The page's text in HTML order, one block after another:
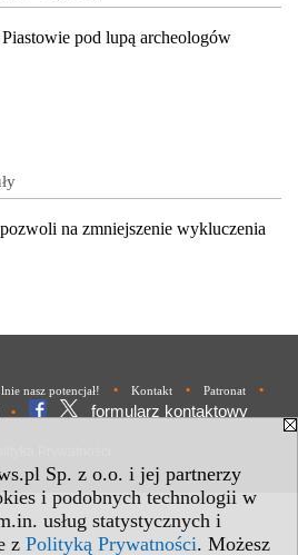
Sp. z o.o. i jej partnerzy
i podobnych technologii w
usług statystycznych i
z Polityką Prywatności. Możesz
Piastowie pod lupą archeologów
na zmniejszenie wykluczenia
nasz potencjał! • Kontakt • Patronat •
• formularz kontaktowy